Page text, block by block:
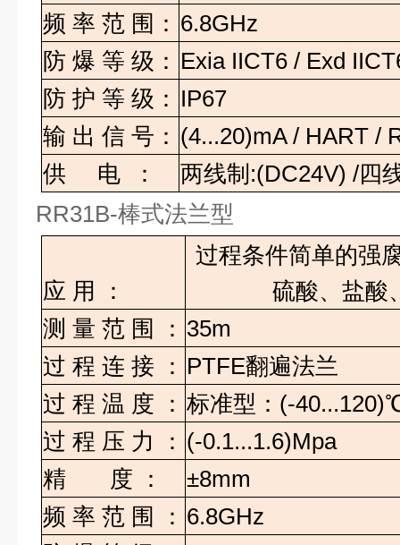
频 率 范 围： 6.8GHz
防 爆 等 级： Exia IICT6 / Exd
防 护 等 级： IP67
输 出 信 号： (4...20)mA / HART /
供
电 ： 两线制 :(DC24V) /四
RR31B-棒式法兰型
应 用 ：
过程条件简单的强
硫酸、盐酸
测 量 范 围 ： 35m
过 程 连 接 ： PTFE翻遍法兰
过 程 温 度 ： 标准型： (-40...120)
过 程 压 力 ： (-0.1...1.6)Mpa
精
度 ：
±8mm
频 率 范 围 ： 6.8GHz